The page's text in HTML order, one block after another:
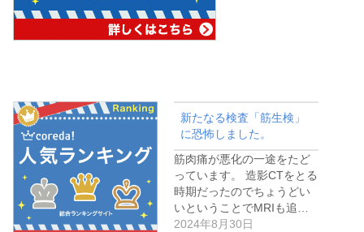
新たなる検査「筋生検」
に恐怖しました。
筋肉痛が悪化の一途をたど
っています。 造影CTをとる
時期だったのでちょうどい
いということでMRIも追…
2024年8月30日